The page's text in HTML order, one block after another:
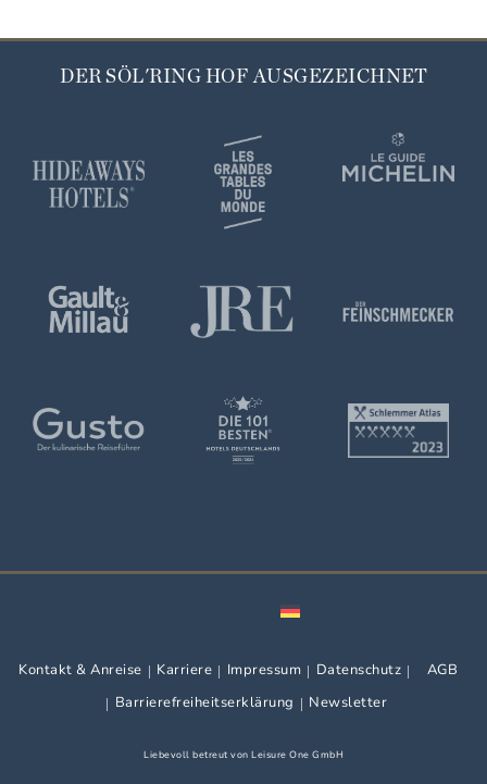
DER SÖL'RING HOF AUSGEZEICHNET
Kontakt & Anreise Karriere Impressum Datenschutz
AGB
Barrierefreiheitserklärung
Newsletter
Liebevoll betreut von Leisure One GmbH